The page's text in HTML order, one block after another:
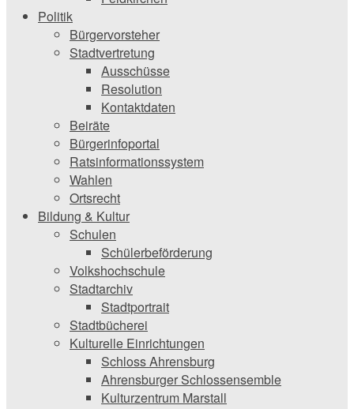
Politik
Bürgervorsteher
Stadtvertretung
Ausschüsse
Resolution
Kontaktdaten
Beiräte
Bürgerinfoportal
Ratsinformationssystem
Wahlen
Ortsrecht
Bildung & Kultur
Schulen
Schülerbeförderung
Volkshochschule
Stadtarchiv
Stadtportrait
Stadtbücherei
Kulturelle Einrichtungen
Schloss Ahrensburg
Ahrensburger Schlossensemble
Kulturzentrum Marstall